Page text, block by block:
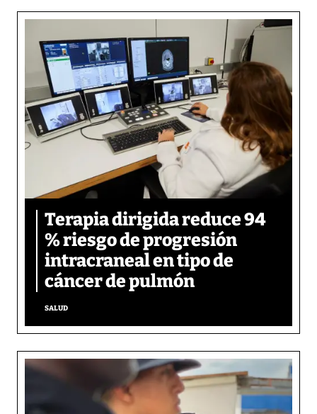
Terapia dirigida reduce 94
% riesgo de progresión
intracraneal en tipo de
cáncer de pulmón
SALUD